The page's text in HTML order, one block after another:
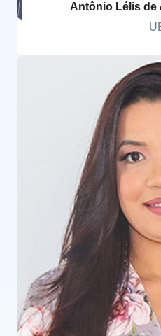
Antônio Lélis de